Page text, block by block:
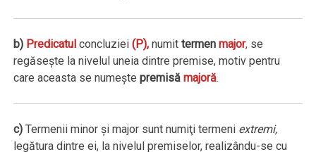
b) Predicatul concluziei(P), numittermenmajor, se
regăseşte la nivelul uneia dintre premise, motiv pentru
care aceasta se numeştepremisămajoră.
c) Termenii minor şi major sunt numiţi termeni extremi,
legătura dintre ei, la nivelul premiselor, realizându-se cu